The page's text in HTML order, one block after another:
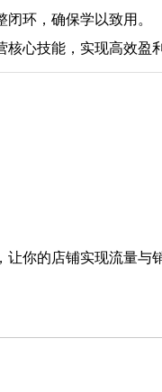
环，确保学以致用。
心技能，实现高效盈利
让你的店铺实现流量与